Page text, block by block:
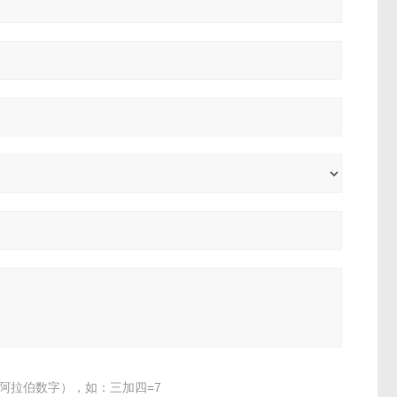
拉伯数字），如：三加四=7